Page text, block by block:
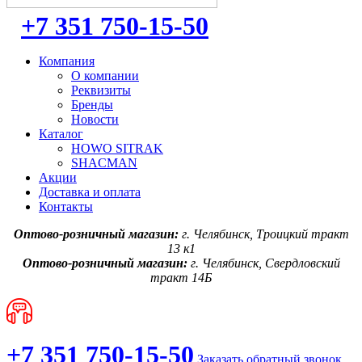
+7 351 750-15-50
Компания
О компании
Реквизиты
Бренды
Новости
Каталог
HOWO SITRAK
SHACMAN
Акции
Доставка и оплата
Контакты
Оптово-розничный магазин: г. Челябинск, Троицкий тракт
13 к1
Оптово-розничный магазин:г. Челябинск, Свердловский
тракт 14Б
+7 351 750-15-50 Заказать обратный звонок